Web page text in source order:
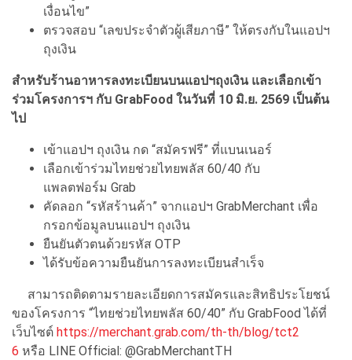
เงื่อนไข”
ตรวจสอบ “เลขประจำตัวผู้เสียภาษี” ให้ตรงกับในแอปฯ
ถุงเงิน
สำหรับร้านอาหารลงทะเบียนบนแอปฯถุงเงิน และเลือกเข้า
ร่วมโครงการฯ กับ GrabFood ในวันที่ 10 มิ.ย. 2569 เป็นต้น
ไป
เข้าแอปฯ ถุงเงิน กด “สมัครฟรี” ที่แบนเนอร์
เลือกเข้าร่วมไทยช่วยไทยพลัส 60/40 กับ
แพลตฟอร์ม Grab
คัดลอก “รหัสร้านค้า” จากแอปฯ GrabMerchant เพื่อ
กรอกข้อมูลบนแอปฯ ถุงเงิน
ยืนยันตัวตนด้วยรหัส OTP
ได้รับข้อความยืนยันการลงทะเบียนสำเร็จ
สามารถติดตามรายละเอียดการสมัครและสิทธิประโยชน์
ของโครงการ “ไทยช่วยไทยพลัส 60/40” กับ GrabFood ได้ที่
เว็บไซต์ https://merchant.grab.com/th-th/blog/tct2
6 หรือ LINE Official: @GrabMerchantTH